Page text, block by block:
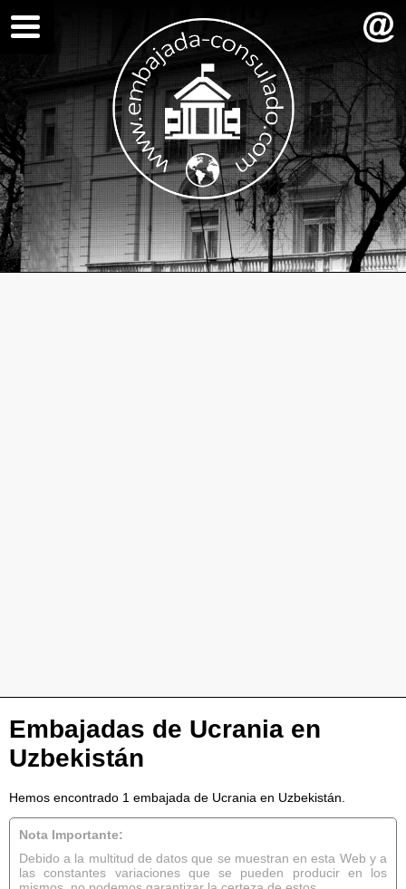
Embajadas de Ucrania en
Uzbekistán
Hemos encontrado 1 embajada de Ucrania en Uzbekistán.
Nota Importante:
Debido a la multitud de datos que se muestran en esta Web y a
las constantes variaciones que se pueden producir en los